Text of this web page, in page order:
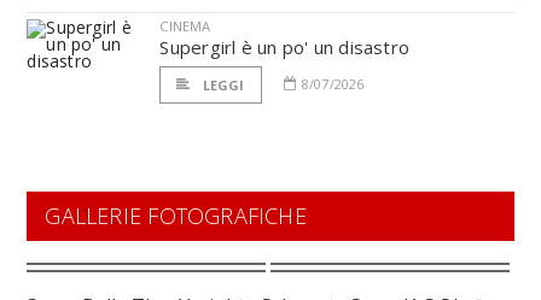
CINEMA
Supergirl è un po' un disastro
LEGGI 8/07/2026
GALLERIE FOTOGRAFICHE